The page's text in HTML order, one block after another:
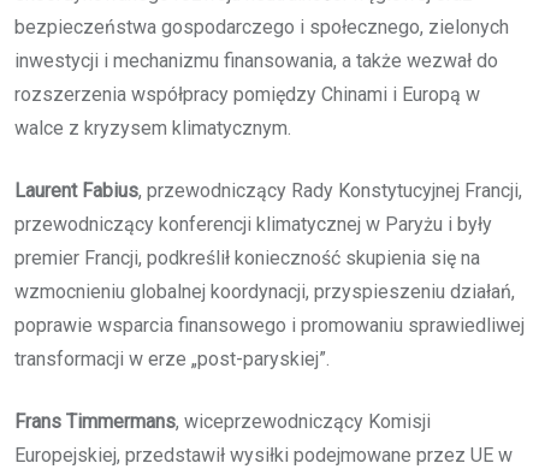
bezpieczeństwa gospodarczego i społecznego, zielonych
inwestycji i mechanizmu finansowania, a także wezwał do
rozszerzenia współpracy pomiędzy Chinami i Europą w
walce z kryzysem klimatycznym.
Laurent Fabius, przewodniczący Rady Konstytucyjnej Francji,
przewodniczący konferencji klimatycznej w Paryżu i były
premier Francji, podkreślił konieczność skupienia się na
wzmocnieniu globalnej koordynacji, przyspieszeniu działań,
poprawie wsparcia finansowego i promowaniu sprawiedliwej
transformacji w erze „post-paryskiej”.
Frans Timmermans, wiceprzewodniczący Komisji
Europejskiej, przedstawił wysiłki podejmowane przez UE w